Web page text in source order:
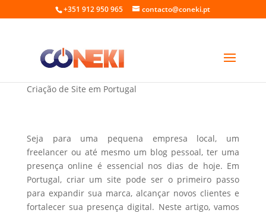
+351 912 950 965 contacto@coneki.pt
Criar um site em Portugal
Criação de Site em Portugal
Seja para uma pequena empresa local, um
freelancer ou até mesmo um blog pessoal, ter uma
presença online é essencial nos dias de hoje. Em
Portugal, criar um site pode ser o primeiro passo
para expandir sua marca, alcançar novos clientes e
fortalecer sua presença digital. Neste artigo, vamos